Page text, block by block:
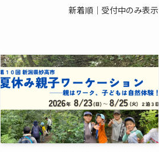
新着順 ｜ 受付中のみ表示